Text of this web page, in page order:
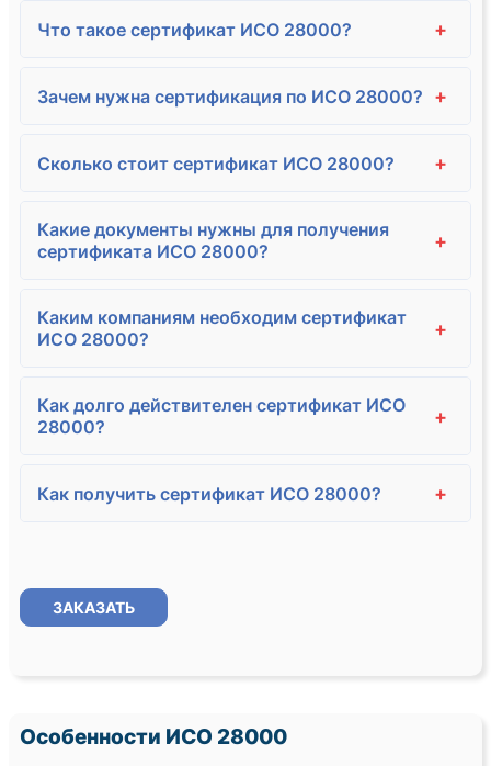
Что такое сертификат ИСО 28000? +
Зачем нужна сертификация по ИСО 28000? +
Сколько стоит сертификат ИСО 28000? +
Какие документы нужны для получения
сертификата ИСО 28000?
+
Каким компаниям необходим сертификат
ИСО 28000?
+
Как долго действителен сертификат ИСО
28000?
+
Как получить сертификат ИСО 28000? +
ЗАКАЗАТЬ
Особенности ИСО 28000